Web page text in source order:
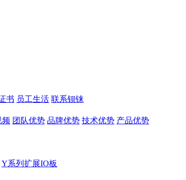
书 员工生活 联系钡铼
频 团队优势 品牌优势 技术优势 产品优势
Y系列扩展IO板